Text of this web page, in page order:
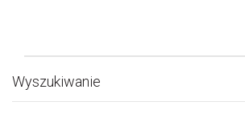
Wyszukiwanie